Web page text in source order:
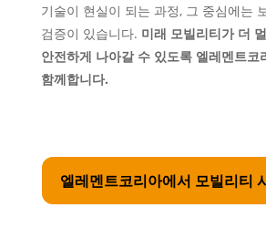
기술이 현실이 되는 과정, 그 중심에는
검증이 있습니다. 미래 모빌리티가 더
안전하게 나아갈 수 있도록 엘레멘트코
함께합니다.
엘레멘트코리아에서 모빌리티